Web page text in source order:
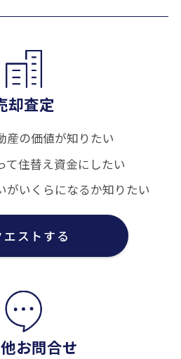
却査定
産の価値が知りたい
て住替え資金にしたい
がいくらになるか知りたい
エストする
お問合せ